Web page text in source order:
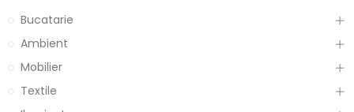
Bucatarie
Ambient
Mobilier
Textile